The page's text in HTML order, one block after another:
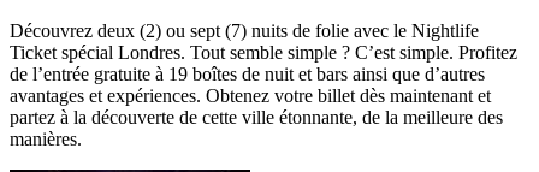
Découvrez deux (2) ou sept (7) nuits de folie avec le Nightlife
Ticket spécial Londres. Tout semble simple ? C’est simple. Profitez
de l’entrée gratuite à 19 boîtes de nuit et bars ainsi que d’autres
avantages et expériences. Obtenez votre billet dès maintenant et
partez à la découverte de cette ville étonnante, de la meilleure des
manières.